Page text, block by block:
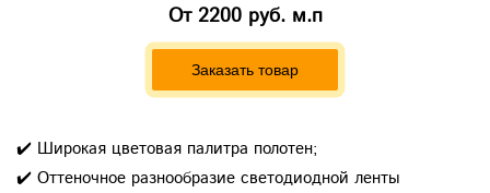
От 2200 руб. м.п
Заказать товар
✔️ Широкая цветовая палитра полотен;
✔️ Оттеночное разнообразие светодиодной ленты